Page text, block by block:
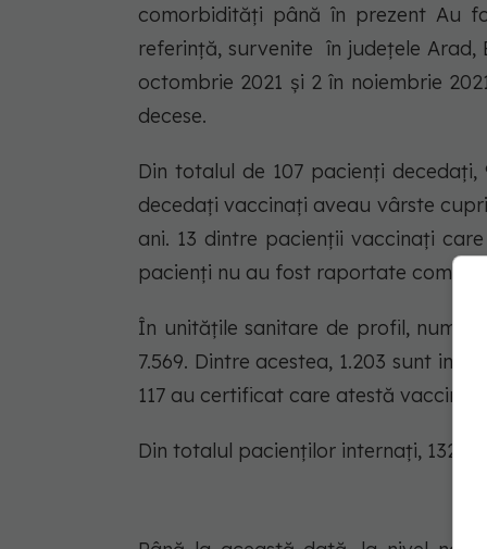
comorbidități până în prezent Au
referință, survenite în județele Arad,
octombrie 2021 și 2 în noiembrie
decese.
Din totalul de 107 pacienți
decedați vaccinați aveau vârste
ani. 13 dintre pacienții vaccinați
pacienți nu au fost raportate
În unitățile sanitare de profil,
7.569. Dintre acestea, 1.203 sunt
117 au certificat care atestă
Din totalul pacienților internați, 132